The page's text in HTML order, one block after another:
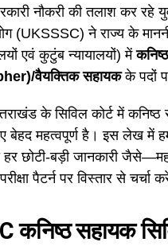
नौकरी की तलाश कर
(UKSSSC) ने राज्य के
एवं कुटुंब न्यायालयों) में
वैयक्तिक सहायकके पदों
के सिविल कोर्ट में
महत्वपूर्ण है। इस लेख में
छोटी-बड़ी जानकारी
पैटर्न पर विस्तार से चर्चा
कनिष्ठ सहायक